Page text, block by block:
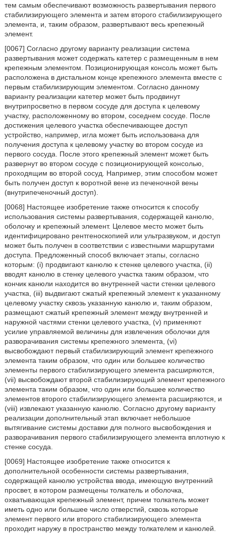
тем самым обеспечивают возможность развертывания первого
стабилизирующего элемента и затем второго стабилизирующего
элемента, и, таким образом, развертывают весь крепежный
элемент.
[0067] Согласно другому варианту реализации система
развертывания может содержать катетер с размещенным в нем
крепежным элементом. Позиционирующая консоль может быть
расположена в дистальном конце крепежного элемента вместе с
первым стабилизирующим элементом. Согласно данному
варианту реализации катетер может быть продвинут
внутрипросветно в первом сосуде для доступа к целевому
участку, расположенному во втором, соседнем сосуде. После
достижения целевого участка обеспечивающее доступ
устройство, например, игла может быть использована для
получения доступа к целевому участку во втором сосуде из
первого сосуда. После этого крепежный элемент может быть
развернут во втором сосуде с позиционирующей консолью,
проходящим во второй сосуд. Например, этим способом может
быть получен доступ к воротной вене из печеночной вены
(внутрипеченочный доступ).
[0068] Настоящее изобретение также относится к способу
использования системы развертывания, содержащей канюлю,
оболочку и крепежный элемент. Целевое место может быть
идентифицировано рентгеноскопией или ультразвуком, и доступ
может быть получен в соответствии с известными маршрутами
доступа. Предложенный способ включает этапы, согласно
которым: (i) продвигают канюлю к стенке целевого участка, (ii)
вводят канюлю в стенку целевого участка таким образом, что
кончик канюли находится во внутренней части стенки целевого
участка, (iii) выдвигают сжатый крепежный элемент к указанному
целевому участку сквозь указанную канюлю и, таким образом,
размещают сжатый крепежный элемент между внутренней и
наружной частями стенки целевого участка, (v) применяют
усилие управляемой величины для извлечения оболочки для
разворачивания системы крепежного элемента, (vi)
высвобождают первый стабилизирующий элемент крепежного
элемента таким образом, что один или большее количество
элементы первого стабилизирующего элемента расширяются,
(vii) высвобождают второй стабилизирующий элемент крепежного
элемента таким образом, что один или большее количество
элементов второго стабилизирующего элемента расширяются, и
(viii) извлекают указанную канюлю. Согласно другому варианту
реализации дополнительный этап включает небольшое
вытягивание системы доставки для полного высвобождения и
разворачивания первого стабилизирующего элемента вплотную к
стенке сосуда.
[0069] Настоящее изобретение также относится к
дополнительной особенности системы развертывания,
содержащей канюлю устройства ввода, имеющую внутренний
просвет, в котором размещены толкатель и оболочка,
охватывающая крепежный элемент, причем толкатель может
иметь одно или большее число отверстий, сквозь которые
элемент первого или второго стабилизирующего элемента
проходит наружу в пространство между толкателем и канюлей.